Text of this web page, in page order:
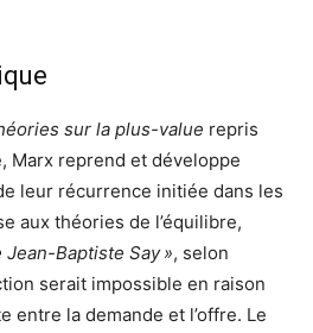
sur la plus-value repris
Marx reprend et développe
leur récurrence initiée dans les
aux théories de l’équilibre,
Jean-Baptiste Say », selon
serait impossible en raison
entre la demande et l’offre. Le